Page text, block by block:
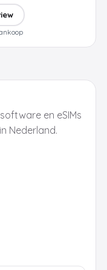
en eSIMs
Nederland.